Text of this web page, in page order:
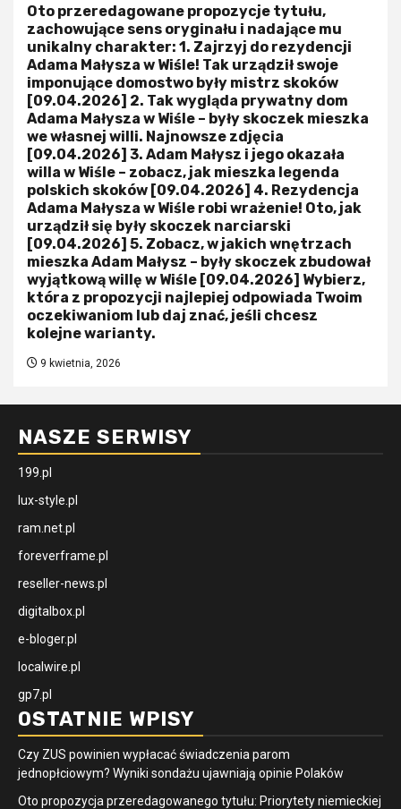
Oto przeredagowane propozycje tytułu,
zachowujące sens oryginału i nadające mu
unikalny charakter: 1. Zajrzyj do rezydencji
Adama Małysza w Wiśle! Tak urządził swoje
imponujące domostwo były mistrz skoków
[09.04.2026] 2. Tak wygląda prywatny dom
Adama Małysza w Wiśle – były skoczek mieszka
we własnej willi. Najnowsze zdjęcia
[09.04.2026] 3. Adam Małysz i jego okazała
willa w Wiśle – zobacz, jak mieszka legenda
polskich skoków [09.04.2026] 4. Rezydencja
Adama Małysza w Wiśle robi wrażenie! Oto, jak
urządził się były skoczek narciarski
[09.04.2026] 5. Zobacz, w jakich wnętrzach
mieszka Adam Małysz – były skoczek zbudował
wyjątkową willę w Wiśle [09.04.2026] Wybierz,
która z propozycji najlepiej odpowiada Twoim
oczekiwaniom lub daj znać, jeśli chcesz
kolejne warianty.
9 kwietnia, 2026
NASZE SERWISY
199.pl
lux-style.pl
ram.net.pl
foreverframe.pl
reseller-news.pl
digitalbox.pl
e-bloger.pl
localwire.pl
gp7.pl
OSTATNIE WPISY
Czy ZUS powinien wypłacać świadczenia parom
jednopłciowym? Wyniki sondażu ujawniają opinie Polaków
Oto propozycja przeredagowanego tytułu: Priorytety niemieckiej